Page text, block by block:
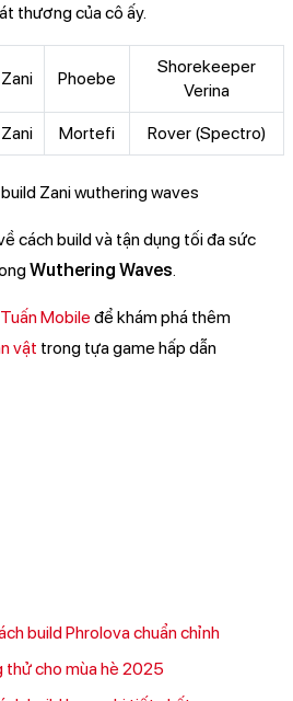
thương của cô ấy.
Zani Phoebe
Shorekeeper
Verina
Zani Mortefi Rover (Spectro)
cách build và tận dụng tối đa sức
Wuthering Waves.
Mobile để khám phá thêm
vật trong tựa game hấp dẫn
build Phrolova chuẩn chỉnh
thử cho mùa hè 2025